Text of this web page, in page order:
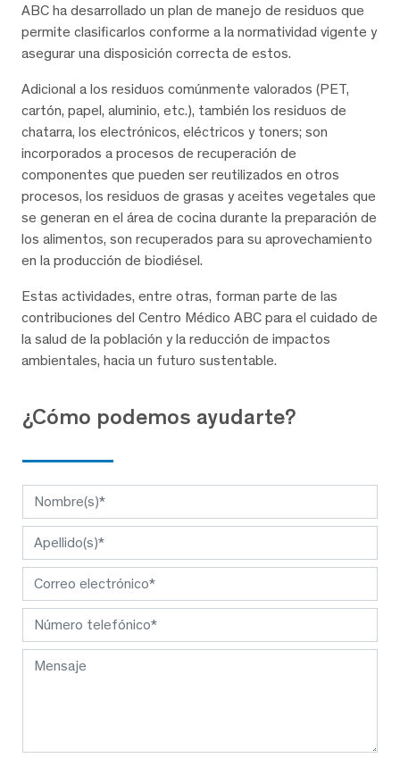
ABC ha desarrollado un plan de manejo de residuos que
permite clasificarlos conforme a la normatividad vigente y
asegurar una disposición correcta de estos.
Adicional a los residuos comúnmente valorados (PET,
cartón, papel, aluminio, etc.), también los residuos de
chatarra, los electrónicos, eléctricos y toners; son
incorporados a procesos de recuperación de
componentes que pueden ser reutilizados en otros
procesos, los residuos de grasas y aceites vegetales que
se generan en el área de cocina durante la preparación de
los alimentos, son recuperados para su aprovechamiento
en la producción de biodiésel.
Estas actividades, entre otras, forman parte de las
contribuciones del Centro Médico ABC para el cuidado de
la salud de la población y la reducción de impactos
ambientales, hacia un futuro sustentable.
¿Cómo podemos ayudarte?